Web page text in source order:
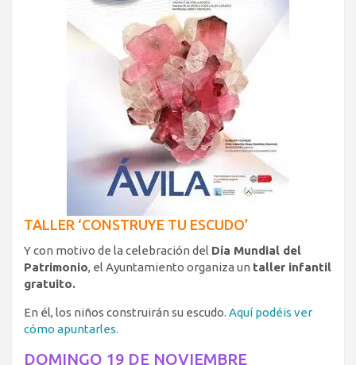
TALLER ‘CONSTRUYE TU ESCUDO’
Y con motivo de la celebración del Día Mundial del
Patrimonio, el Ayuntamiento organiza un taller infantil
gratuito.
En él, los niños construirán su escudo. Aquí podéis ver
cómo apuntarles.
DOMINGO 19 DE NOVIEMBRE